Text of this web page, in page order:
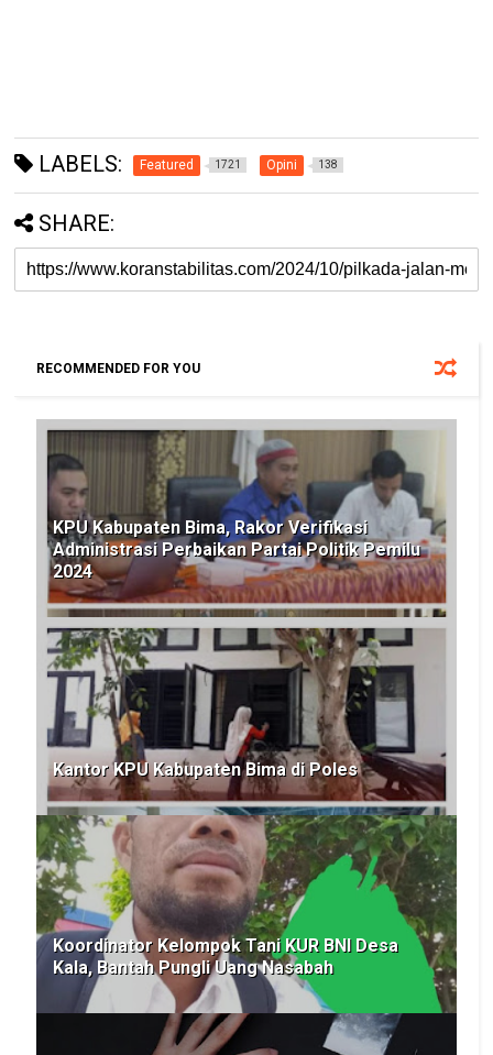
LABELS: Featured 1721 Opini 138
SHARE:
RECOMMENDED FOR YOU
KPU Kabupaten Bima, Rakor Verifikasi
Administrasi Perbaikan Partai Politik Pemilu
2024
Kantor KPU Kabupaten Bima di Poles
Koordinator Kelompok Tani KUR BNI Desa
Kala, Bantah Pungli Uang Nasabah